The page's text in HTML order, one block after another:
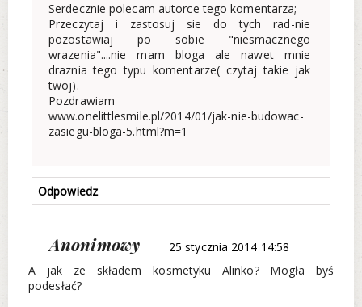
Serdecznie polecam autorce tego komentarza;
Przeczytaj i zastosuj sie do tych rad-nie
pozostawiaj po sobie "niesmacznego
wrazenia"....nie mam bloga ale nawet mnie
draznia tego typu komentarze( czytaj takie jak
twoj).
Pozdrawiam
www.onelittlesmile.pl/2014/01/jak-nie-budowac-
zasiegu-bloga-5.html?m=1
Odpowiedz
Anonimowy
25 stycznia 2014 14:58
A jak ze składem kosmetyku Alinko? Mogła byś
podesłać?